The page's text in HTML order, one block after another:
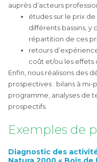
auprès d’acteurs
études sur le prix
différents bassins, y
répartition de ces
retours
coût et/ou les effets
Enfin, nous réalisons des
prospectives : bilans à
programme, analyses de
prospectifs.
Exemples de
Diagnostic des